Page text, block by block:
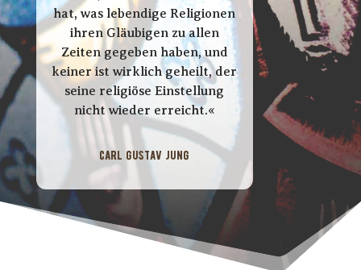
hat, was lebendige Religionen
ihren Gläubigen zu allen
Zeiten gegeben haben, und
keiner ist wirklich geheilt, der
seine religiöse Einstellung
nicht wieder erreicht.«
Carl Gustav Jung